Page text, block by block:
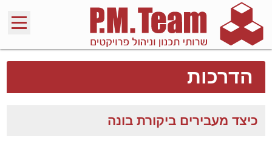
הדרכות
כיצד מעבירים ביקורת בונה